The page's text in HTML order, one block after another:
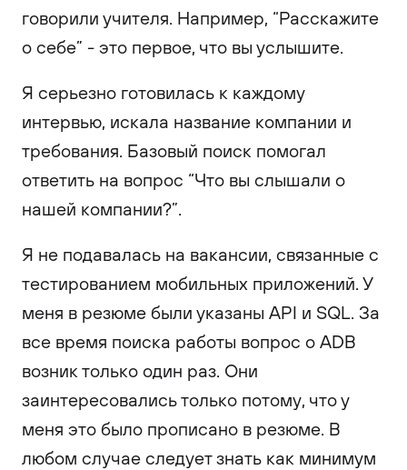
говорили учителя. Например, “Расскажите
о себе” - это первое, что вы услышите.
Я серьезно готовилась к каждому
интервью, искала название компании и
требования. Базовый поиск помогал
ответить на вопрос “Что вы слышали о
нашей компании?”.
Я не подавалась на вакансии, связанные с
тестированием мобильных приложений. У
меня в резюме были указаны API и SQL. За
все время поиска работы вопрос о ADB
возник только один раз. Они
заинтересовались только потому, что у
меня это было прописано в резюме. В
любом случае следует знать как минимум